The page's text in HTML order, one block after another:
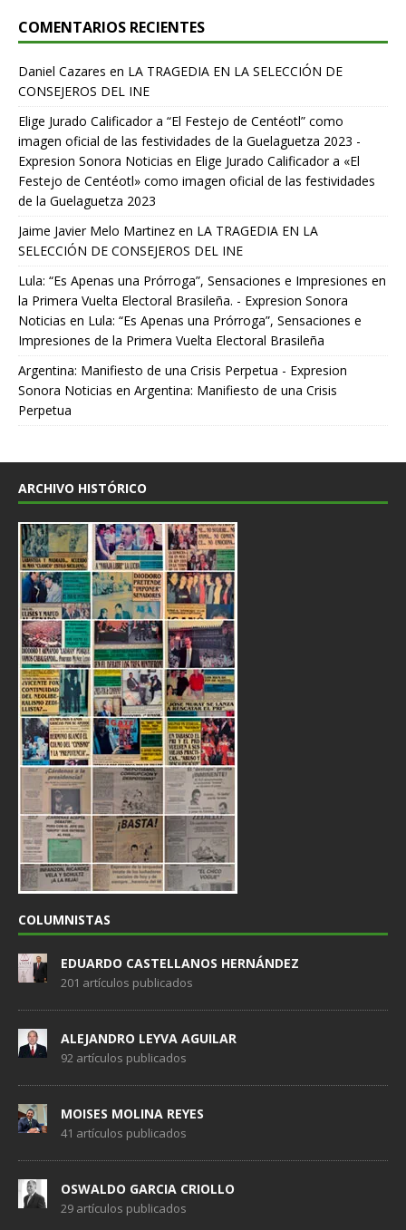
COMENTARIOS RECIENTES
Daniel Cazares en LA TRAGEDIA EN LA SELECCIÓN DE
CONSEJEROS DEL INE
Elige Jurado Calificador a “El Festejo de Centéotl” como
imagen oficial de las festividades de la Guelaguetza 2023 -
Expresion Sonora Noticias en Elige Jurado Calificador a «El
Festejo de Centéotl» como imagen oficial de las festividades
de la Guelaguetza 2023
Jaime Javier Melo Martinez en LA TRAGEDIA EN LA
SELECCIÓN DE CONSEJEROS DEL INE
Lula: “Es Apenas una Prórroga”, Sensaciones e Impresiones en
la Primera Vuelta Electoral Brasileña. - Expresion Sonora
Noticias en Lula: “Es Apenas una Prórroga”, Sensaciones e
Impresiones de la Primera Vuelta Electoral Brasileña
Argentina: Manifiesto de una Crisis Perpetua - Expresion
Sonora Noticias en Argentina: Manifiesto de una Crisis
Perpetua
ARCHIVO HISTÓRICO
COLUMNISTAS
EDUARDO CASTELLANOS HERNÁNDEZ
201 artículos publicados
ALEJANDRO LEYVA AGUILAR
92 artículos publicados
MOISES MOLINA REYES
41 artículos publicados
OSWALDO GARCIA CRIOLLO
29 artículos publicados